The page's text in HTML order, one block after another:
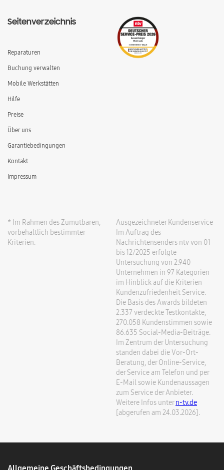
Seitenverzeichnis
Reparaturen
Buchung verwalten
Mobile Werkstätten
Hilfe
Preise
Über uns
Garantiebedingungen
Kontakt
Impressum
* Im Rahmen des Zumutbaren,
vorbehaltlich bestimmter
Kriterien.
Ausgezeichneter Kundenservice
Im Auftrag des
Nachrichtensenders ntv von 01
bis 12/2025 erfolgte
Untersuchung von 2.940
Unternehmen in 97 Kategorien
im Hinblick auf die Kriterien
Kundenzufriedenheit Service.
Die Basis des Awards bildeten
2.337 verdeckte Testkontakte,
270.058 Kundenstimmen sowie
86.635 Social-Media-Beiträge.
Im Zentrum der Untersuchung
standen dabei die Vor-Ort-
Beratung, der Online-Service,
der Service am Telefon und per
E-Mail sowie Kundenaussagen
zum Service der Anbieter.
Weitere Infos untern-tv.de
[abgerufen am 24.03.2026].